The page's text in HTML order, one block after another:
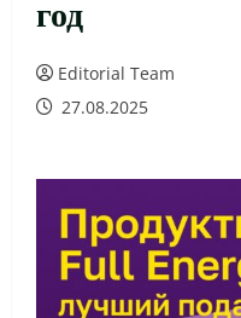
год
Editorial Team
27.08.2025